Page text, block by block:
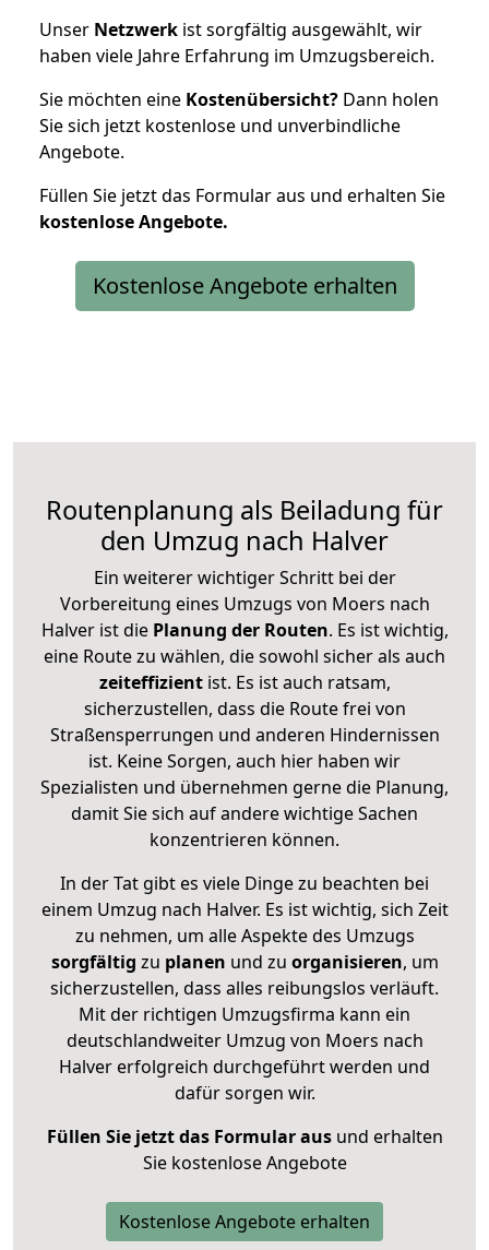
Unser Netzwerk ist sorgfältig ausgewählt, wir
haben viele Jahre Erfahrung im Umzugsbereich.
Sie möchten eine Kostenübersicht? Dann holen
Sie sich jetzt kostenlose und unverbindliche
Angebote.
Füllen Sie jetzt das Formular aus und erhalten Sie
kostenloseAngebote.
Kostenlose Angebote erhalten
Routenplanung als Beiladung für
den Umzug nach Halver
Ein weiterer wichtiger Schritt bei der
Vorbereitung eines Umzugs von Moers nach
Halver ist diePlanung der Routen. Es ist wichtig,
eine Route zu wählen, die sowohl sicher als auch
zeiteffizientist. Es ist auch ratsam,
sicherzustellen, dass die Route frei von
Straßensperrungen und anderen Hindernissen
ist. Keine Sorgen, auch hier haben wir
Spezialisten und übernehmen gerne die Planung,
damit Sie sich auf andere wichtige Sachen
konzentrieren können.
In der Tat gibt es viele Dinge zu beachten bei
einem Umzug nach Halver. Es ist wichtig, sich Zeit
zu nehmen, um alle Aspekte des Umzugs
sorgfältig zu planen und zu organisieren, um
sicherzustellen, dass alles reibungslos verläuft.
Mit der richtigen Umzugsfirma kann ein
deutschlandweiter Umzug von Moers nach
Halver erfolgreich durchgeführt werden und
dafür sorgen wir.
Füllen Sie jetzt das Formular ausund erhalten
Sie kostenlose Angebote
Kostenlose Angebote erhalten